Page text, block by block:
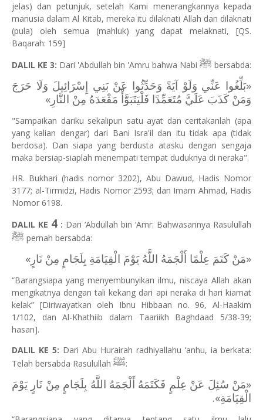
jelas) dan petunjuk, setelah Kami menerangkannya kepada
manusia dalam Al Kitab, mereka itu dilaknati Allah dan dilaknati
(pula) oleh semua (mahluk) yang dapat melaknati, [QS.
Baqarah: 159]
DALIL KE 3: Dari 'Abdullah bin 'Amru bahwa Nabi ﷺ bersabda:
«بَلِّغُوا عَنِّي وَلَوْ آيَةً وَحَدِّثُوا عَنْ بَنِي إِسْرَائِيلَ وَلَا حَرَجَ
وَمَنْ كَذَبَ عَلَيَّ مُتَعَمِّدًا فَلْيَتَبَوَّأْ مَقْعَدَهُ مِنْ النَّارِ»
"Sampaikan dariku sekalipun satu ayat dan ceritakanlah (apa
yang kalian dengar) dari Bani Isra'il dan itu tidak apa (tidak
berdosa). Dan siapa yang berdusta atasku dengan sengaja
maka bersiap-siaplah menempati tempat duduknya di neraka".
HR. Bukhari (hadis nomor 3202), Abu Dawud, Hadis Nomor
3177; al-Tirmidzi, Hadis Nomor 2593; dan Imam Ahmad, Hadis
Nomor 6198.
DALIL KE 4 : Dari ‘Abdullah bin ‘Amr: Bahwasannya Rasulullah
ﷺ pernah bersabda:
«مَنْ كَتَمَ عِلْمًا أَلْجَمَهُ اللَّهُ يَوْمَ الْقِيَامَةِ بِلَجَامٍ مِنْ نَارٍ»
“Barangsiapa yang menyembunyikan ilmu, niscaya Allah akan
mengikatnya dengan tali kekang dari api neraka di hari kiamat
kelak” [Diriwayatkan oleh Ibnu Hibbaan no. 96, Al-Haakim
1/102, dan Al-Khathiib dalam Taariikh Baghdaad 5/38-39;
hasan].
DALIL KE 5: Dari Abu Hurairah radhiyallahu ‘anhu, ia berkata:
Telah bersabda Rasulullah ﷺ:
«مَنْ سُئِلَ عَنْ عِلْمٍ فَكَتَمَهُ أَلْجَمَهُ اللَّهُ بِلَجَامٍ مِنْ نَارٍ يَوْمَ
الْقِيَامَةِ».